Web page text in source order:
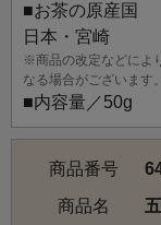
青々と育った元気
げ、その青い香り
この「一瞬」に勝
だわりです。
うな清々しさです
農林水産大臣賞
■お茶の原産国
日本・宮崎
※商品の改定などによ
なる場合がございます。
■内容量／50g
商品番号
商品名